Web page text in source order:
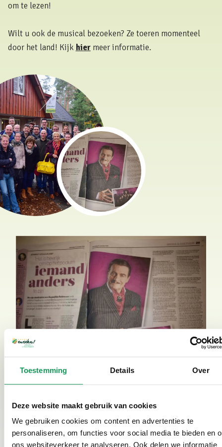
Toestemming Details Over
Deze website maakt gebruik van cookies
We gebruiken cookies om content en advertenties te
personaliseren, om functies voor social media te bieden en
ons websiteverkeer te analyseren. Ook delen we informatie
om te lezen!
Wilt u ook de musical bezoeken? Ze toeren momenteel
door het land! Kijk hiermeer informatie.